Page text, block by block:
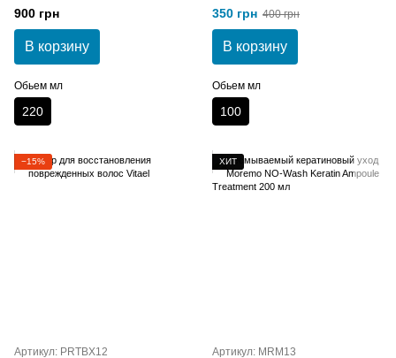
Serum 220 мл
900 грн
В корзину
Обьем мл
220
350 грн 400 грн
В корзину
Обьем мл
100
−15%
Артикул: PRTBX12
ХИТ
Артикул: MRM13